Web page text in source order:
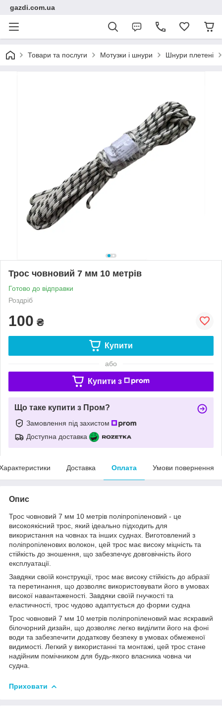
gazdi.com.ua
Товари та послуги Мотузки і шнури Шнури плетені
Трос човновий 7 мм 10 метрів
Готово до відправки
Роздріб
100 ₴
Купити
або
Купити з
Що таке купити з Пром?
Замовлення під захистом
Доступна доставка
Доставка Оплата Умови повернення
Опис
Трос човновий 7 мм 10 метрів поліпропіленовий - це
високоякісний трос, який ідеально підходить для
використання на човнах та інших суднах. Виготовлений з
поліпропіленових волокон, цей трос має високу міцність та
стійкість до зношення, що забезпечує довговічність його
експлуатації.
Завдяки своїй конструкції, трос має високу стійкість до абразії
та перетинання, що дозволяє використовувати його в умовах
високої навантаженості. Завдяки своїй гнучкості та
еластичності, трос чудово адаптується до форми судна
Трос човновий 7 мм 10 метрів поліпропіленовий має яскравий
білочорний дизайн, що дозволяє легко виділити його на фоні
води та забезпечити додаткову безпеку в умовах обмеженої
видимості. Легкий у використанні та монтажі, цей трос стане
надійним помічником для будь-якого власника човна чи
судна.
Приховати